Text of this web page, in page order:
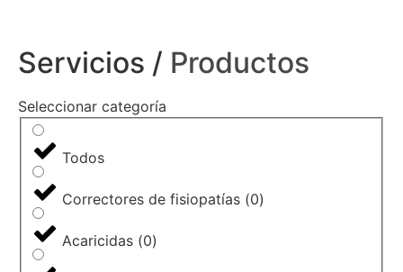
Servicios / Productos
Seleccionar categoría
Todos
Correctores de fisiopatías (0)
Acaricidas (0)